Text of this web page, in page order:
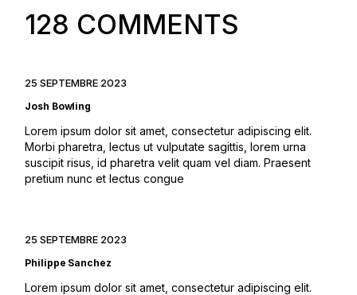
128 COMMENTS
25 SEPTEMBRE 2023
Josh Bowling
Lorem ipsum dolor sit amet, consectetur adipiscing elit.
Morbi pharetra, lectus ut vulputate sagittis, lorem urna
suscipit risus, id pharetra velit quam vel diam. Praesent
pretium nunc et lectus congue
25 SEPTEMBRE 2023
Philippe Sanchez
Lorem ipsum dolor sit amet, consectetur adipiscing elit.